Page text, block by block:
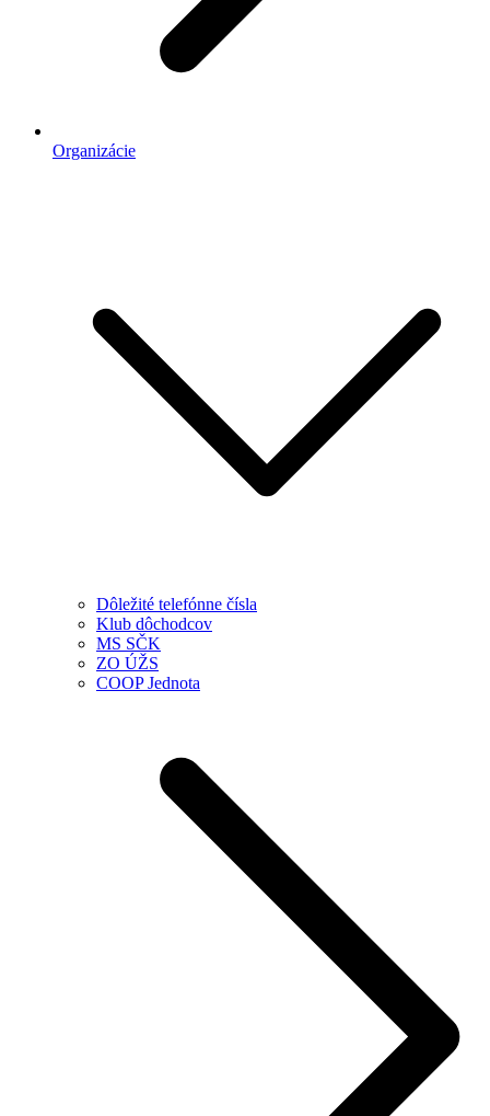
Organizácie
Dôležité telefónne čísla
Klub dôchodcov
MS SČK
ZO ÚŽS
COOP Jednota